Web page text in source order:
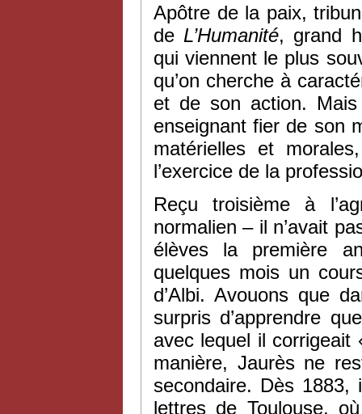
Apôtre de la paix,
de L’Humanité, grand
qui viennent le plus
qu’on cherche à
et de son action.
enseignant fier de son
matérielles et
l’exercice de la
Reçu troisième à
normalien – il n’avait
élèves la première
quelques mois un
d’Albi. Avouons que
surpris d’apprendre
avec lequel il
manière, Jaurès ne
secondaire. Dès
lettres de Toulouse,